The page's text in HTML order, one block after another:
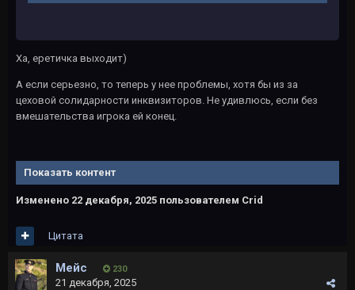
Ха, еретичка выходит)
А если серьезно, то теперь у нее проблемы, хотя бы из за
цеховой солидарности инквизиторов. Не удивлюсь, если без
вмешательства игрока ей конец.
Показать контент
Изменено 22 декабря, 2025 пользователем Crid
Цитата
Мейс 230
21 декабря, 2025